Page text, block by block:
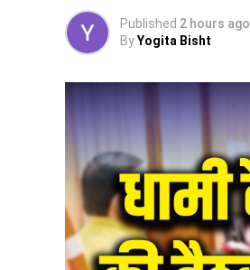
Published 2 hours ago
ByYogita Bisht